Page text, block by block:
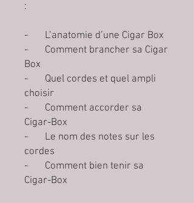
:
- L’anatomie d’une Cigar Box
- Comment brancher sa Cigar
Box
- Quel cordes et quel ampli
choisir
- Comment accorder sa
Cigar-Box
- Le nom des notes sur les
cordes
- Comment bien tenir sa
Cigar-Box